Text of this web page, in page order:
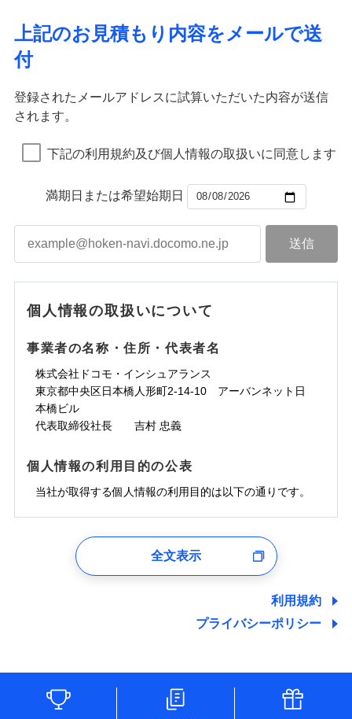
上記のお見積もり内容をメールで送
付
登録されたメールアドレスに試算いただいた内容が送信
されます。
下記の利用規約及び個人情報の取扱いに同意します
満期日または希望始期日
個人情報の取扱いについて
事業者の名称・住所・代表者名
株式会社ドコモ・インシュアランス
東京都中央区日本橋人形町2-14-10 アーバンネット日
本橋ビル
代表取締役社長 吉村 忠義
個人情報の利用目的の公表
当社が取得する個人情報の利用目的は以下の通りです。
ユーザー登録受付および、管理のため
しくは委託を受けている保険会社・提携会社の保険その他に
た維持管理等の委託業務遂行のため、またそれらに付帯、関
情報を取引のある他の保険会社の商品・サービスをご提案す
るために利用させていただくことがあります。）
各種セミナーの開催のため
全文表示
利用規約
プライバシーポリシー